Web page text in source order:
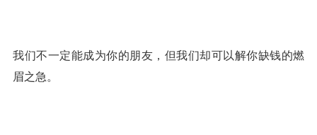
我们不一定能成为你的朋友，但我们却可以解你缺钱的燃
眉之急。